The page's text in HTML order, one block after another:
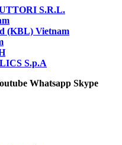
S.R.L.
(KBL) Vietnam
S.p.A
Whatsapp Skype